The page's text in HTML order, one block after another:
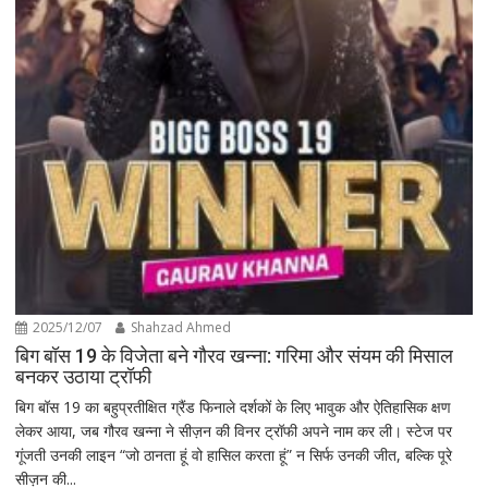
2025/12/07 Shahzad Ahmed
बिग बॉस 19 के विजेता बने गौरव खन्ना: गरिमा और संयम की मिसाल
बनकर उठाया ट्रॉफी
बिग बॉस 19 का बहुप्रतीक्षित ग्रैंड फिनाले दर्शकों के लिए भावुक और ऐतिहासिक क्षण
लेकर आया, जब गौरव खन्ना ने सीज़न की विनर ट्रॉफी अपने नाम कर ली। स्टेज पर
गूंजती उनकी लाइन “जो ठानता हूं वो हासिल करता हूं” न सिर्फ उनकी जीत, बल्कि पूरे
सीज़न की...